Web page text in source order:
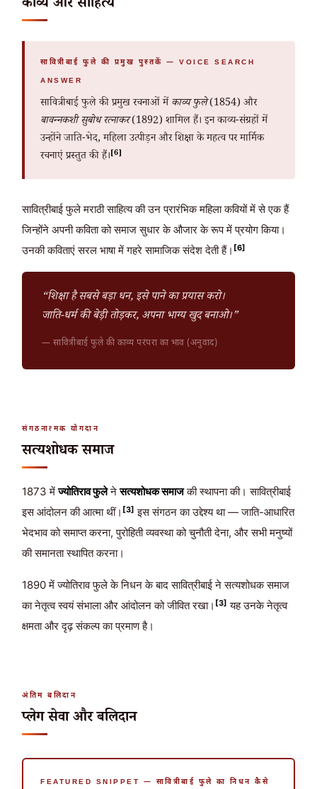
काव्य और साहित्य
सावित्रीबाई फुले की प्रमुख पुस्तकें — VOICE SEARCH
ANSWER
सावित्रीबाई फुले की प्रमुख रचनाओं मेंकाव्य फुले(1854) और
बावन्नकशी सुबोध रत्नाकर(1892) शामिल हैं। इन काव्य-संग्रहों में
उन्होंने जाति-भेद, महिला उत्पीड़न और शिक्षा के महत्व पर मार्मिक
रचनाएं प्रस्तुत की हैं।[6]
सावित्रीबाई फुले मराठी साहित्य की उन प्रारंभिक महिला कवियों में से एक हैं
जिन्होंने अपनी कविता को समाज सुधार के औजार के रूप में प्रयोग किया।
उनकी कविताएं सरल भाषा में गहरे सामाजिक संदेश देती हैं। [6]
“शिक्षा है सबसे बड़ा धन, इसे पाने का प्रयास करो।
जाति-धर्म की बेड़ी तोड़कर, अपना भाग्य खुद बनाओ।”
— सावित्रीबाई फुले की काव्य परंपरा का भाव (अनुवाद)
संगठनात्मक योगदान
सत्यशोधक समाज
1873 मेंज्योतिराव फुलेनेसत्यशोधक समाजकी स्थापना की। सावित्रीबाई
इस आंदोलन की आत्मा थीं। [3] इस संगठन का उद्देश्य था — जाति-आधारित
भेदभाव को समाप्त करना, पुरोहिती व्यवस्था को चुनौती देना, और सभी मनुष्यों
की समानता स्थापित करना।
1890 में ज्योतिराव फुले के निधन के बाद सावित्रीबाई ने सत्यशोधक समाज
का नेतृत्व स्वयं संभाला और आंदोलन को जीवित रखा। [3] यह उनके नेतृत्व
क्षमता और दृढ़ संकल्प का प्रमाण है।
अंतिम बलिदान
प्लेग सेवा और बलिदान
FEATURED SNIPPET — सावित्रीबाई फुले का निधन कैसे